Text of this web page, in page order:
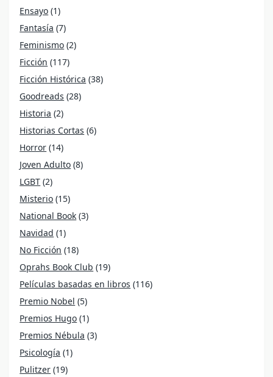
Ensayo (1)
Fantasía (7)
Feminismo (2)
Ficción (117)
Ficción Histórica (38)
Goodreads (28)
Historia (2)
Historias Cortas (6)
Horror (14)
Joven Adulto (8)
LGBT (2)
Misterio (15)
National Book (3)
Navidad (1)
No Ficción (18)
Oprahs Book Club (19)
Películas basadas en libros (116)
Premio Nobel (5)
Premios Hugo (1)
Premios Nébula (3)
Psicología (1)
Pulitzer (19)